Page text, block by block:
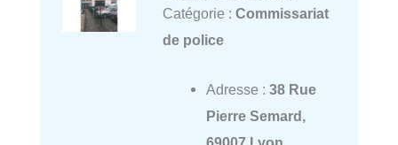
Catégorie : Commissariat
de police
Adresse : 38 Rue
Pierre Semard,